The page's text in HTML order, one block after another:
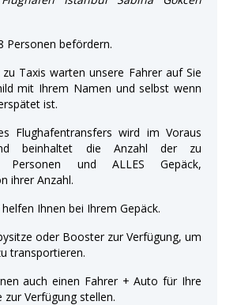
Personen befördern.
Taxis warten unsere Fahrer auf Sie
mit Ihrem Namen und selbst wenn
ist.
Flughafentransfers wird im Voraus
beinhaltet die Anzahl der zu
Personen und ALLES Gepäck,
ihrer Anzahl.
Ihnen bei Ihrem Gepäck.
oder Booster zur Verfügung, um
transportieren.
auch einen Fahrer + Auto für Ihre
zur Verfügung stellen.